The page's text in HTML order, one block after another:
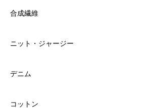
合成繊維
ニット・ジャージー
デニム
コットン